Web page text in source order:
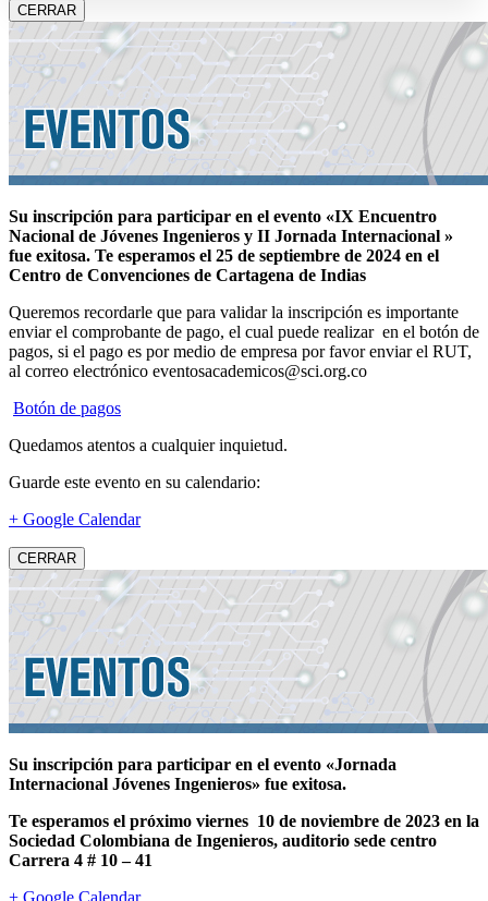
CERRAR
Su inscripción para participar en el evento «IX Encuentro
Nacional de Jóvenes Ingenieros y II Jornada Internacional »
fue exitosa. Te esperamos el 25 de septiembre de 2024 en el
Centro de Convenciones de Cartagena de Indias
Queremos recordarle que para validar la inscripción es importante
enviar el comprobante de pago, el cual puede realizar en el botón de
pagos, si el pago es por medio de empresa por favor enviar el RUT,
al correo electrónico eventosacademicos@sci.org.co
Botón de pagos
Quedamos atentos a cualquier inquietud.
Guarde este evento en su calendario:
+ Google Calendar
CERRAR
Su inscripción para participar en el evento «Jornada
Internacional Jóvenes Ingenieros» fue exitosa.
Te esperamos el próximo viernes 10 de noviembre de 2023 en la
Sociedad Colombiana de Ingenieros, auditorio sede centro
Carrera 4 # 10 – 41
+ Google Calendar